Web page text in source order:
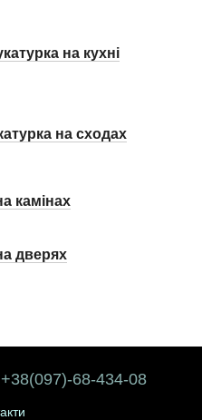
на кухні
на сходах
камінах
дверях
+38(097)-68-434-08